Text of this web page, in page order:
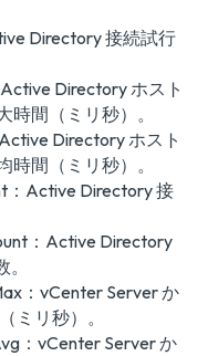
Directory 接続試行
Directory ホスト
時間（ミリ秒）。
Directory ホスト
時間（ミリ秒）。
：Active Directory 接
：Active Directory
：vCenter Server か
ミリ秒）。
：vCenter Server か